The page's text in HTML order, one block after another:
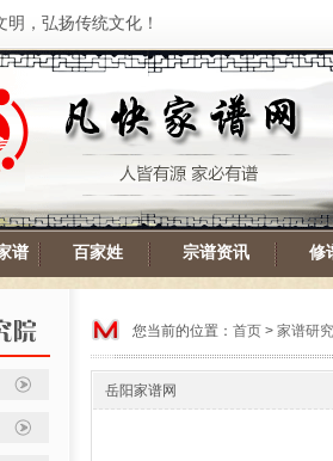
，弘扬传统文化！
谱 百家姓 宗谱资讯 修
您当前的位置： 首页 > 家谱研
岳阳家谱网